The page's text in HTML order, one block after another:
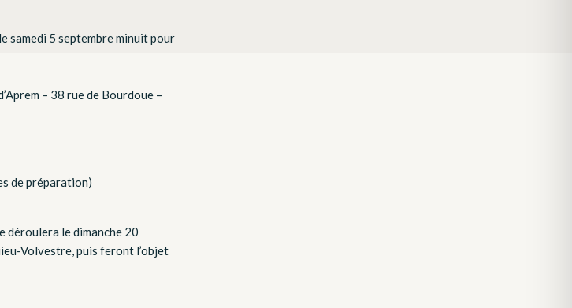
samedi 5 septembre minuit pour
– 38 rue de Bourdoue –
de préparation)
déroulera le dimanche 20
Volvestre, puis feront l’objet